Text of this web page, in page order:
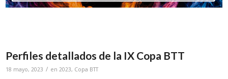
Perfiles detallados de la IX Copa BTT
18 mayo, 2023 / en 2023, Copa BTT